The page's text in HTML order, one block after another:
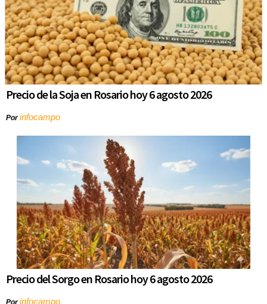
Precio de la Soja en Rosario hoy 6 agosto 2026
Porinfocampo
Precio del Sorgo en Rosario hoy 6 agosto 2026
infocampo